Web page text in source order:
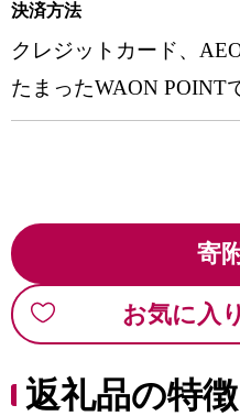
決済方法
クレジットカード、
たまったWAON POINT
寄
お気に入
返礼品の特徴